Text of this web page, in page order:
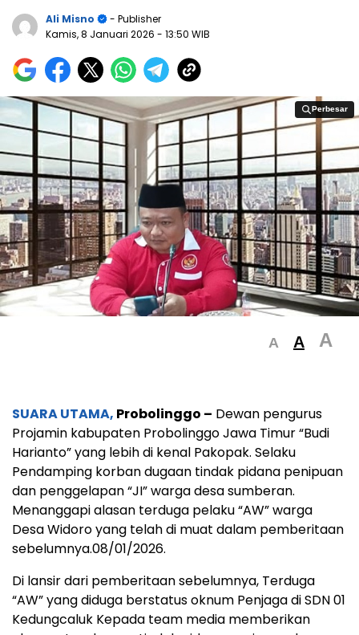
Ali Misno
- Publisher
Kamis, 8 Januari 2026 - 13:50 WIB
Perbesar
Perbesar
A A A
SUARA UTAMA, Probolinggo – Dewan pengurus
Projamin kabupaten Probolinggo Jawa Timur “Budi
Harianto” yang lebih di kenal Pakopak. Selaku
Pendamping korban dugaan tindak pidana penipuan
dan penggelapan “JI” warga desa sumberan.
Menanggapi alasan terduga pelaku “AW” warga
Desa Widoro yang telah di muat dalam pemberitaan
sebelumnya.08/01/2026.
Di lansir dari pemberitaan sebelumnya, Terduga
“AW” yang diduga berstatus oknum Penjaga di SDN 01
Kedungcaluk Kepada team media memberikan